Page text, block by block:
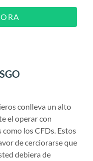
conlleva un alto
el operar con
los CFDs. Estos
de cerciorarse que
debiera de